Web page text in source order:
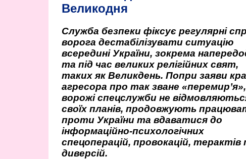
Великодня
Служба безпеки фіксує регулярні
ворога дестабілізувати ситуацію
всередині України, зокрема
та під час великих релігійних свят,
таких як Великдень. Попри заяви
агресора про так зване «перемир’я»,
ворожі спецслужби не
своїх планів, продовжують
проти України та вдаватися до
інформаційно-психологічних
спецоперацій, провокацій, терактів
диверсій.